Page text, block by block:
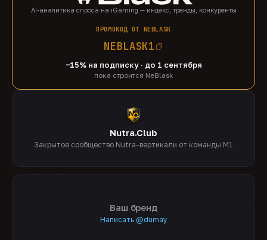
AI-аналитика спроса на iGaming — индекс, тренды, конкуренты
ПРОМОКОД ОТ NEBLASK
NEBLASK1
−15% на подписку · до 1 сентября
пока строится NeBlask
Nutra.Club
Закрытое сообщество Nutra-вертикали от команды M1
Ваш бренд
Написать @dumay